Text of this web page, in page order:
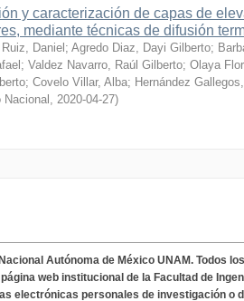
y caracterización de capas de
mediante técnicas de difusión
Daniel ; Agredo Diaz, Dayi Gilberto;
; Valdez Navarro, Raúl Gilberto; Olaya
; Covelo Villar, Alba; Hernández
, 2020-04-27)
Autónoma de México UNAM. Todos
web institucional de la Facultad de
electrónicas personales de investigación o